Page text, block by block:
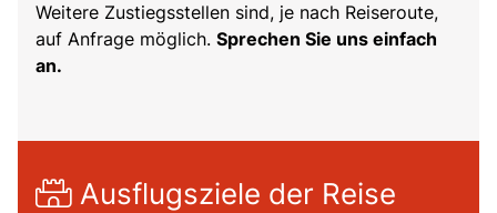
Weitere Zustiegsstellen sind, je nach Reiseroute,
auf Anfrage möglich. Sprechen Sie uns einfach
an.
Ausflugsziele der Reise